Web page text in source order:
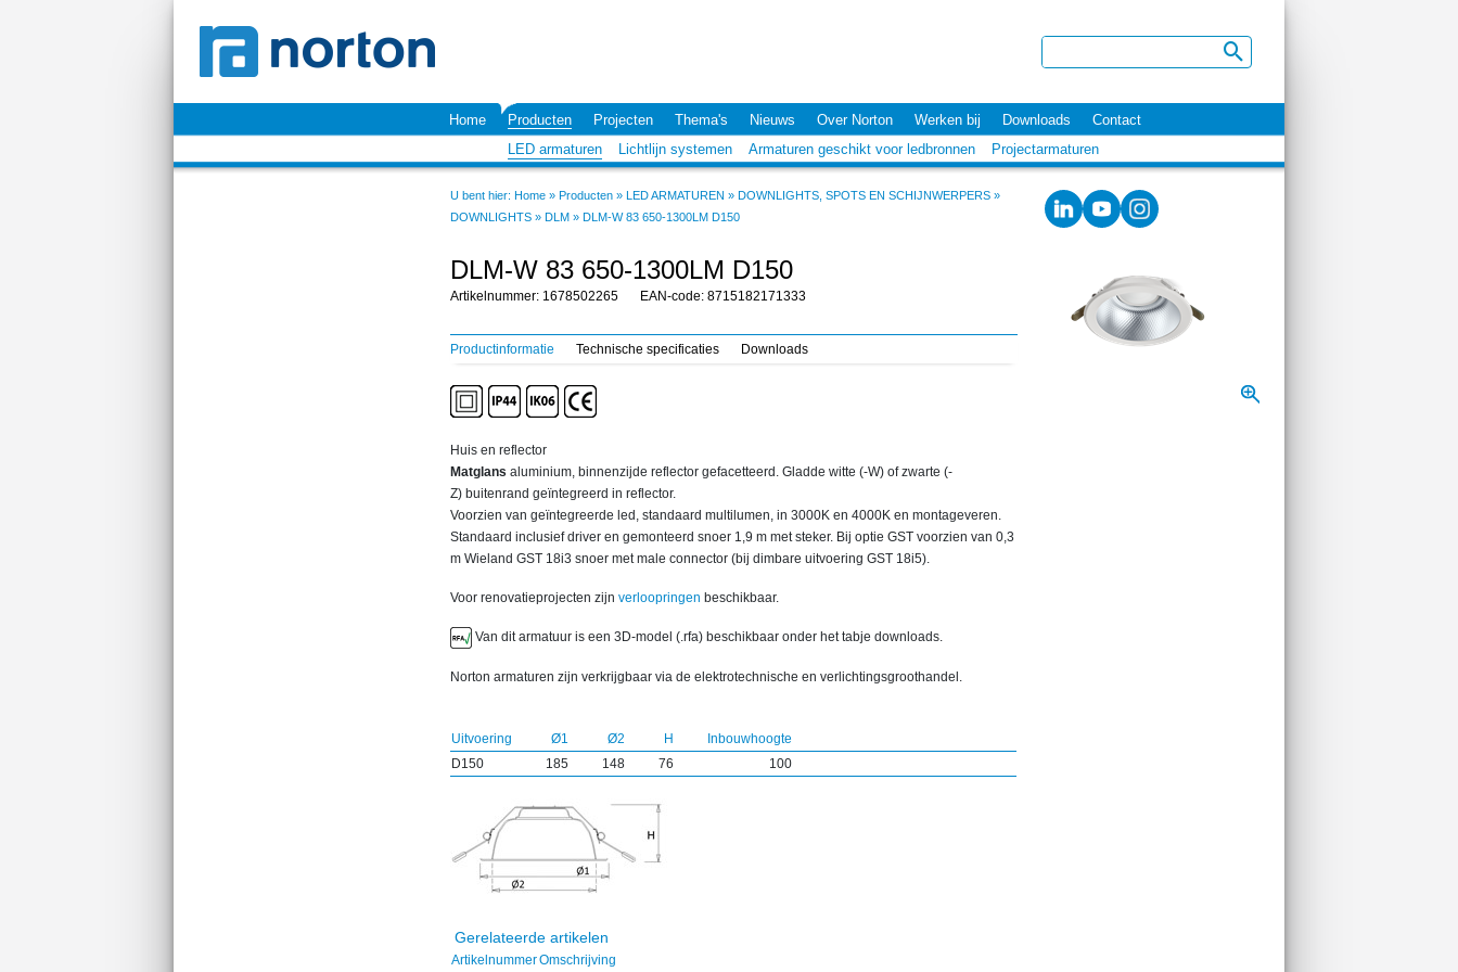
Home Producten Projecten Thema's Nieuws Over Norton Werken bij Downloads
Contact
LED armaturen
Lichtlijn systemen Armaturen geschikt voor ledbronnen Projectarmaturen
U bent hier: Home » Producten » LED ARMATUREN » DOWNLIGHTS, SPOTS EN SCHIJNWERPERS »
DOWNLIGHTS » DLM » DLM-W 83 650-1300LM D150
DLM-W 83 650-1300LM D150
Artikelnummer: 1678502265 EAN-code: 8715182171333
Productinformatie Technische specificaties Downloads
Huis en reflector
Matglans aluminium, binnenzijde reflector gefacetteerd. Gladde witte (-W) of zwarte (-
Z) buitenrand geïntegreerd in reflector.
Voorzien van geïntegreerde led, standaard multilumen, in 3000K en 4000K en montageveren.
Standaard inclusief driver en gemonteerd snoer 1,9 m met steker. Bij optie GST voorzien van 0,3
m Wieland GST 18i3 snoer met male connector (bij dimbare uitvoering GST 18i5).
Voor renovatieprojecten zijn verloopringen beschikbaar.
Van dit armatuur is een 3D-model (.rfa) beschikbaar onder het tabje downloads.
Norton armaturen zijn verkrijgbaar via de elektrotechnische en verlichtingsgroothandel.
Uitvoering Ø1 Ø2 H
Inbouwhoogte
D150
185 148 76 100
Gerelateerde artikelen
ArtikelnummerOmschrijving